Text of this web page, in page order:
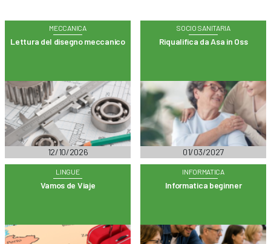
MECCANICA
Lettura del disegno meccanico
12/10/2026
SOCIO SANITARIA
Riqualifica da Asa in Oss
01/03/2027
LINGUE
Vamos de Viaje
INFORMATICA
Informatica beginner